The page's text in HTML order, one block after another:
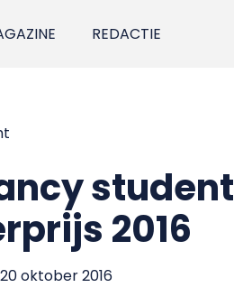
REDACTIE
2016
oktober 2016